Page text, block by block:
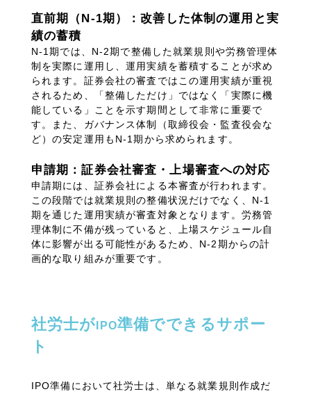
直前期（N-1期）：改善した体制の運用と実
績の蓄積
N-1期では、 N-2期で整備した就業規則や労務管理体
制を実際に運用し、運用実績を蓄積することが求め
られます。証券会社の審査ではこの運用実績が重視
されるため、「整備しただけ」ではなく「実際に機
能している」ことを示す期間として非常に重要で
す。また、ガバナンス体制（取締役会・監査役会な
ど）の安定運用も N-1期から求められます。
申請期：証券会社審査・上場審査への対応
申請期には、証券会社による本審査が行われます。
この段階では就業規則の整備状況だけでなく、 N-1
期を通じた運用実績が審査対象となります。労務管
理体制に不備が残っていると、上場スケジュール自
体に影響が出る可能性があるため、 N-2期からの計
画的な取り組みが重要です。
社労士が IPO準備でできるサポー
ト
IPO準備において社労士は、単なる就業規則作成だ